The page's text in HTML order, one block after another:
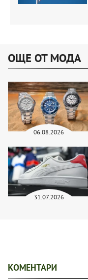
ОЩЕ ОТ МОДА
06.08.2026
31.07.2026
КОМЕНТАРИ